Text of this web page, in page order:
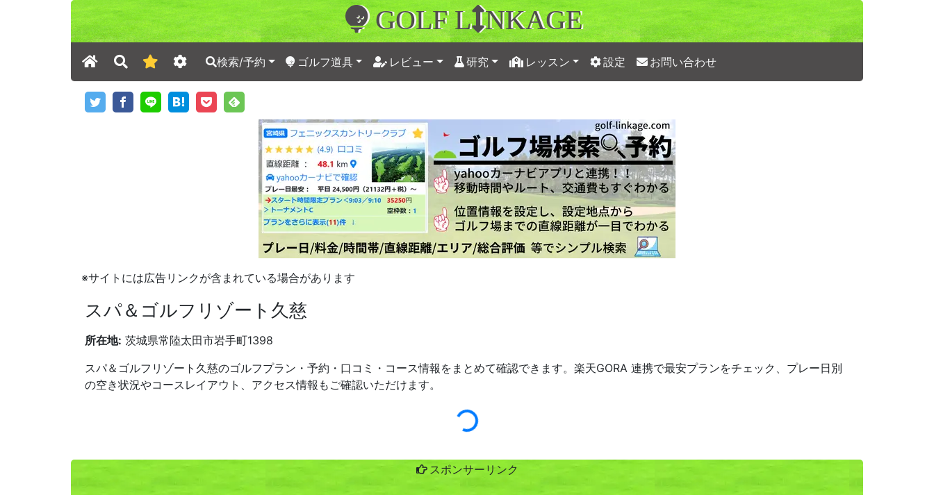
GOLF L NKAGE
検索/予約 ゴルフ道具 レビュー 研究 レッスン 設定 お問い合わせ
※サイトには広告リンクが含まれている場合があります
スパ＆ゴルフリゾート久慈
所在地: 茨城県常陸太田市岩手町1398
スパ＆ゴルフリゾート久慈のゴルフプラン・予約・口コミ・コース情報をまとめて確認できます。楽天GORA 連携で最安プランをチェック、プレー日別
の空き状況やコースレイアウト、アクセス情報もご確認いただけます。
スポンサーリンク